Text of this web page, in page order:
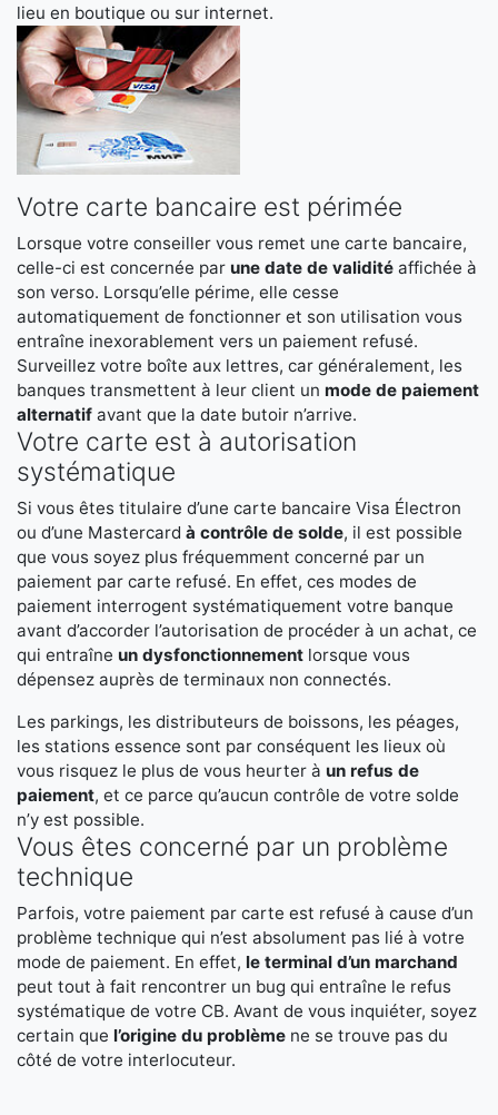
lieu en boutique ou sur internet.
Votre carte bancaire est périmée
Lorsque votre conseiller vous remet une carte bancaire,
celle-ci est concernée par une date de validité affichée à
son verso. Lorsqu’elle périme, elle cesse
automatiquement de fonctionner et son utilisation vous
entraîne inexorablement vers un paiement refusé.
Surveillez votre boîte aux lettres, car généralement, les
banques transmettent à leur client un mode de paiement
alternatif avant que la date butoir n’arrive.
Votre carte est à autorisation
systématique
Si vous êtes titulaire d’une carte bancaire Visa Électron
ou d’une Mastercard à contrôle de solde, il est possible
que vous soyez plus fréquemment concerné par un
paiement par carte refusé. En effet, ces modes de
paiement interrogent systématiquement votre banque
avant d’accorder l’autorisation de procéder à un achat, ce
qui entraîne un dysfonctionnement lorsque vous
dépensez auprès de terminaux non connectés.
Les parkings, les distributeurs de boissons, les péages,
les stations essence sont par conséquent les lieux où
vous risquez le plus de vous heurter à un refus de
paiement, et ce parce qu’aucun contrôle de votre solde
n’y est possible.
Vous êtes concerné par un problème
technique
Parfois, votre paiement par carte est refusé à cause d’un
problème technique qui n’est absolument pas lié à votre
mode de paiement. En effet, le terminal d’un marchand
peut tout à fait rencontrer un bug qui entraîne le refus
systématique de votre CB. Avant de vous inquiéter, soyez
certain que l’origine du problème ne se trouve pas du
côté de votre interlocuteur.